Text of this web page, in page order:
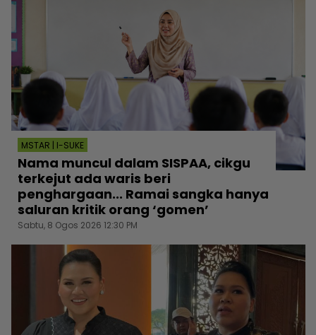
MSTAR | I-SUKE
Nama muncul dalam SISPAA, cikgu
terkejut ada waris beri
penghargaan... Ramai sangka hanya
saluran kritik orang ‘gomen’
Sabtu, 8 Ogos 2026 12:30 PM